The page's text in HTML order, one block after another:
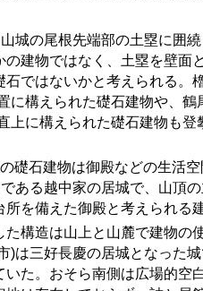
城の尾根先端部の土塁に囲
建物ではなく、土塁を壁面
ではないかと考えられる。
に構えられた礎石建物や、
上に構えられた礎石建物も
礎石建物は御殿などの生活
ある越中家の居城で、山頂
を備えた御殿と考えられる
構造は山上と山麓で建物の
)は三好長慶の居城となった
た。おそら南側は広場的空